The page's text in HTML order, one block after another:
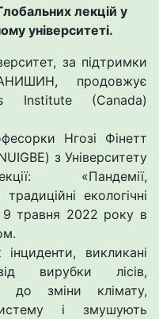
лекцій у
університеті.
за підтримки
продовжує
Institute (Canada)
Нгозі Фінетт
з Університету
«Пандемії,
екологічні
9 травня 2022 року в
викликані
вирубки лісів,
до зміни клімату,
і змушують